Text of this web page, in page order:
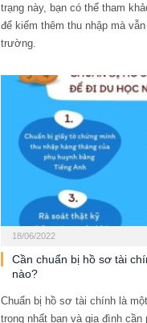
trạng này, bạn có thể tham
để kiếm thêm thu nhập mà
trường.
18/06/2022
Cần chuẩn bị hồ sơ tài
nào?
Chuẩn bị hồ sơ tài chính là
trọng nhất bạn và gia đình